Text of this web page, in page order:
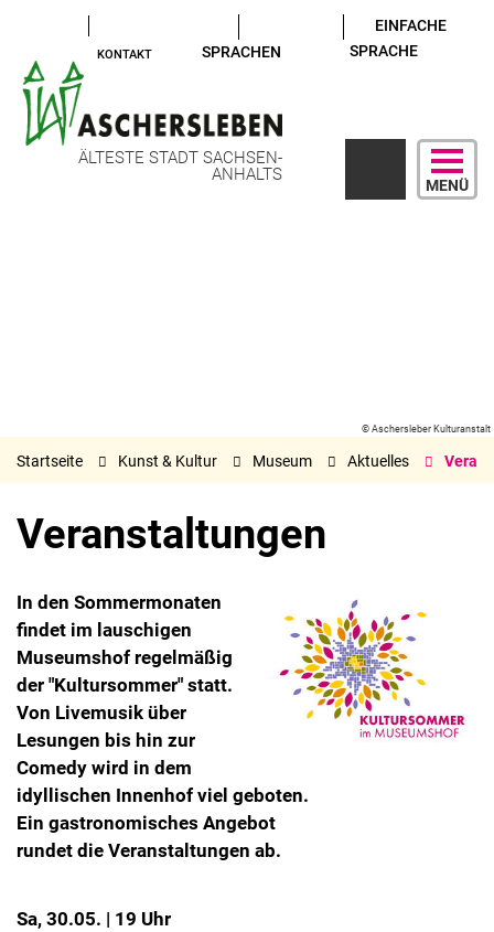
KONTAKT SPRACHEN
EINFACHE
SPRACHE
ÄLTESTE STADT SACHSEN-
ANHALTS
MENÜ
© Aschersleber Kulturanstalt
Startseite Kunst & Kultur Museum Aktuelles
Veranstaltungen
In den Sommermonaten
findet im lauschigen
Museumshof regelmäßig
der "Kultursommer" statt.
Von Livemusik über
Lesungen bis hin zur
Comedy wird in dem
idyllischen Innenhof viel geboten.
Ein gastronomisches Angebot
rundet die Veranstaltungen ab.
Sa, 30.05. | 19 Uhr